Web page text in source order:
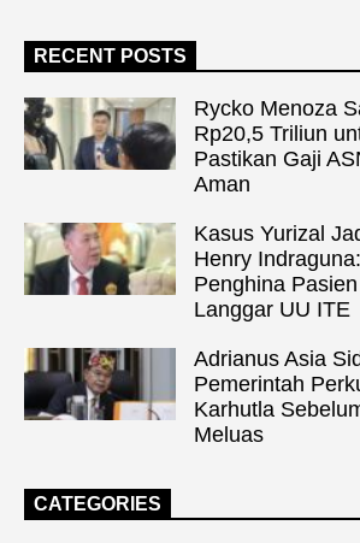
RECENT POSTS
Rycko Menoza
Rp20,5 Triliun
Pastikan Gaji
Aman
Kasus Yurizal
Henry
Penghina
Langgar UU ITE
Adrianus Asia
Pemerintah
Karhutla
Meluas
CATEGORIES